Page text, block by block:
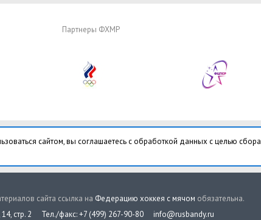
Партнеры ФХМР
сайтом, вы соглашаетесь с обработкой данных с целью сбора
сайта ссылка на Федерацию хоккея с мячом обязательна.
стр. 2
Тел./факс: +7 (499) 267-90-80 info@rusbandy.ru